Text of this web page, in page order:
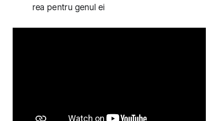
rea pentru genul ei